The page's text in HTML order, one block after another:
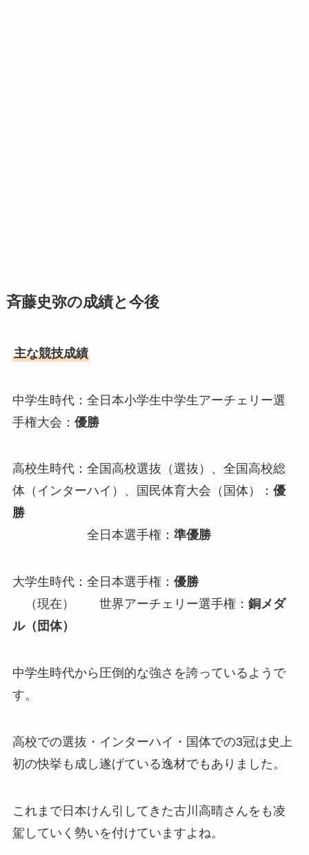
斉藤史弥の成績と今後
主な競技成績
中学生時代：全日本小学生中学生アーチェリー選
手権大会： 優勝
高校生時代：全国高校選抜（選抜）、全国高校総
体（インターハイ）、国民体育大会（国体）： 優
勝
全日本選手権： 準優勝
大学生時代：全日本選手権： 優勝
（現在） 世界アーチェリー選手権： 銅メダ
ル（団体）
中学生時代から圧倒的な強さを誇っているようで
す。
高校での選抜・インターハイ・国体での3冠は史上
初の快挙も成し遂げている逸材でもありました。
これまで日本けん引してきた古川高晴さんをも凌
駕していく勢いを付けていますよね。